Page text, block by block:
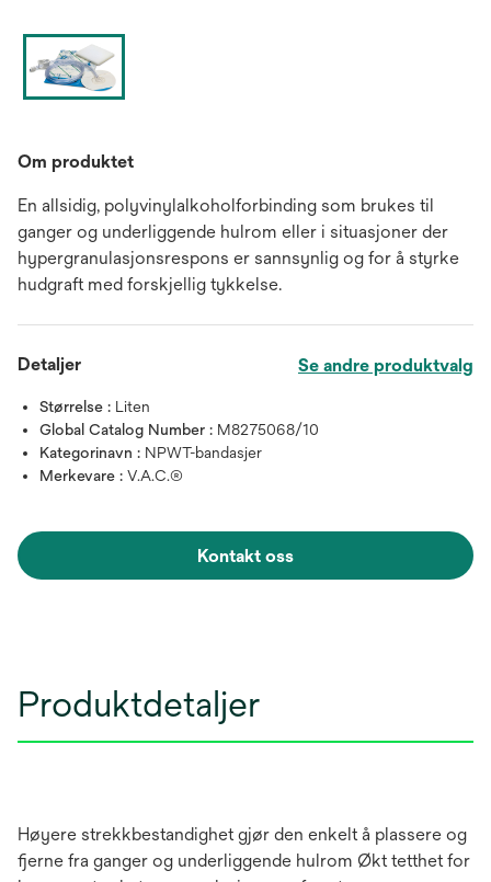
Om produktet
En allsidig, polyvinylalkoholforbinding som brukes til
ganger og underliggende hulrom eller i situasjoner der
hypergranulasjonsrespons er sannsynlig og for å styrke
hudgraft med forskjellig tykkelse.
Detaljer Se andre produktvalg
Størrelse : Liten
Global Catalog Number : M8275068/10
Kategorinavn : NPWT-bandasjer
Merkevare : V.A.C.®
Kontakt oss
Produktdetaljer
Høyere strekkbestandighet gjør den enkelt å plassere og
fjerne fra ganger og underliggende hulrom Økt tetthet for